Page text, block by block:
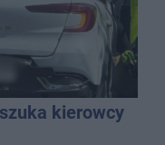
kierowcy